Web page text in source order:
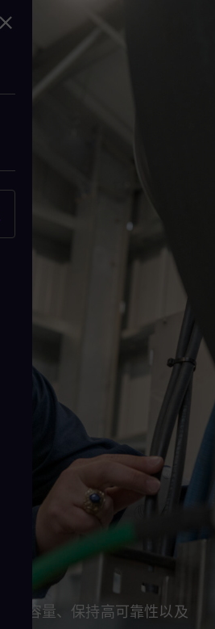
化容量、保持高可靠性以及